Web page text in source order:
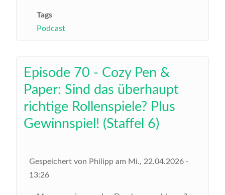
Tags
Podcast
Episode 70 - Cozy Pen &
Paper: Sind das überhaupt
richtige Rollenspiele? Plus
Gewinnspiel! (Staffel 6)
Gespeichert von Philipp am Mi., 22.04.2026 -
13:26